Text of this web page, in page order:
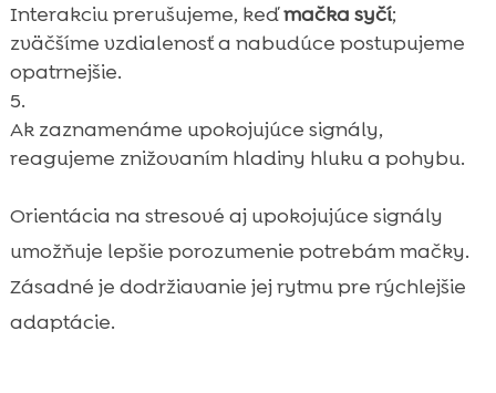
Interakciu prerušujeme, keďmačka syčí;
zväčšíme vzdialenosť a nabudúce postupujeme
opatrnejšie.
Ak zaznamenáme upokojujúce signály,
reagujeme znižovaním hladiny hluku a pohybu.
Orientácia na stresové aj upokojujúce signály
umožňuje lepšie porozumenie potrebám mačky.
Zásadné je dodržiavanie jej rytmu pre rýchlejšie
adaptácie.